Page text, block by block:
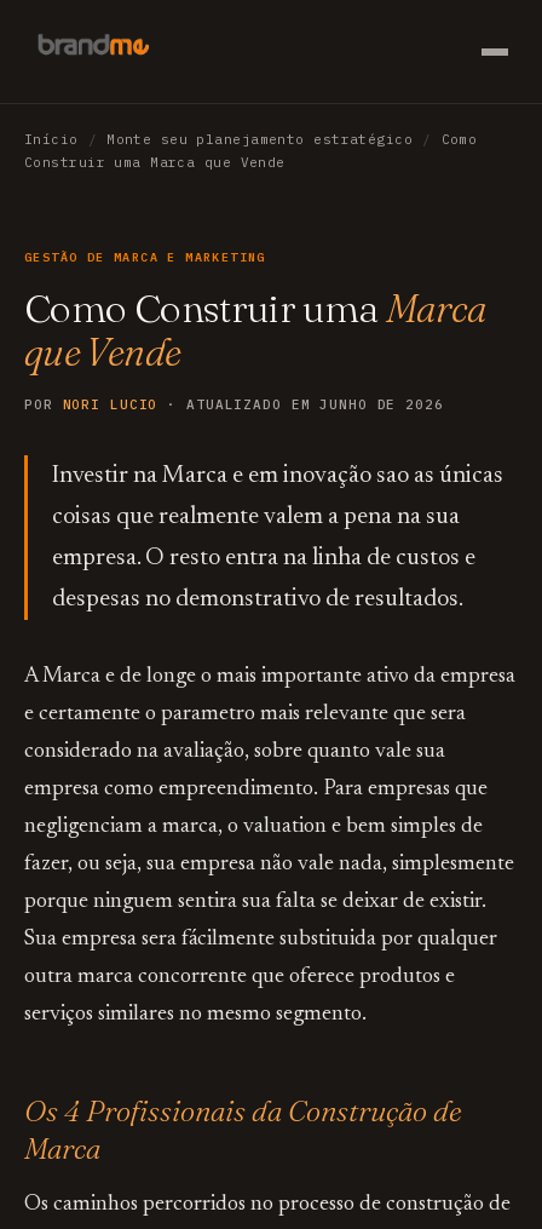
Início / Monte seu planejamento estratégico /
Como
Construir uma Marca que Vende
GESTÃO DE MARCA E MARKETING
Como Construir umaMarca
que Vende
POR NORI LUCIO · ATUALIZADO EM JUNHO DE 2026
Investir na Marca e em inovação sao as únicas
coisas que realmente valem a pena na sua
empresa. O resto entra na linha de custos e
despesas no demonstrativo de resultados.
A Marca e de longe o mais importante ativo da empresa
e certamente o parametro mais relevante que sera
considerado na avaliação, sobre quanto vale sua
empresa como empreendimento. Para empresas que
negligenciam a marca, o valuation e bem simples de
fazer, ou seja, sua empresa não vale nada, simplesmente
porque ninguem sentira sua falta se deixar de existir.
Sua empresa sera fácilmente substituida por qualquer
outra marca concorrente que oferece produtos e
serviços similares no mesmo segmento.
Os 4 Profissionais da Construção de
Marca
Os caminhos percorridos no processo de construção de